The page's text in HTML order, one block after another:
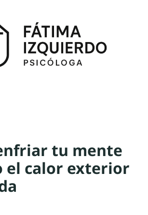
tu mente
el calor exterior